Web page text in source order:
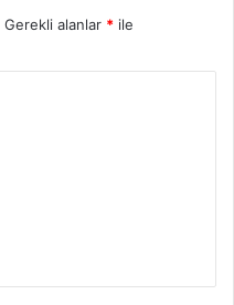
Gerekli alanlar * ile